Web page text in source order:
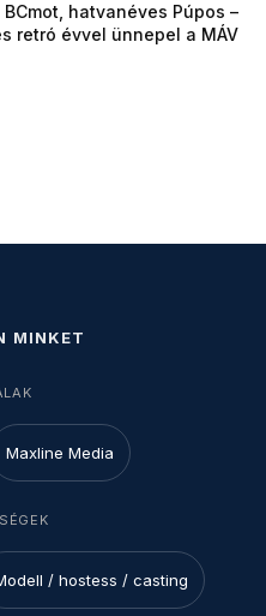
hatvanéves Púpos –
retró évvel ünnepel a MÁV
MINKET
Maxline Media
/ hostess / casting